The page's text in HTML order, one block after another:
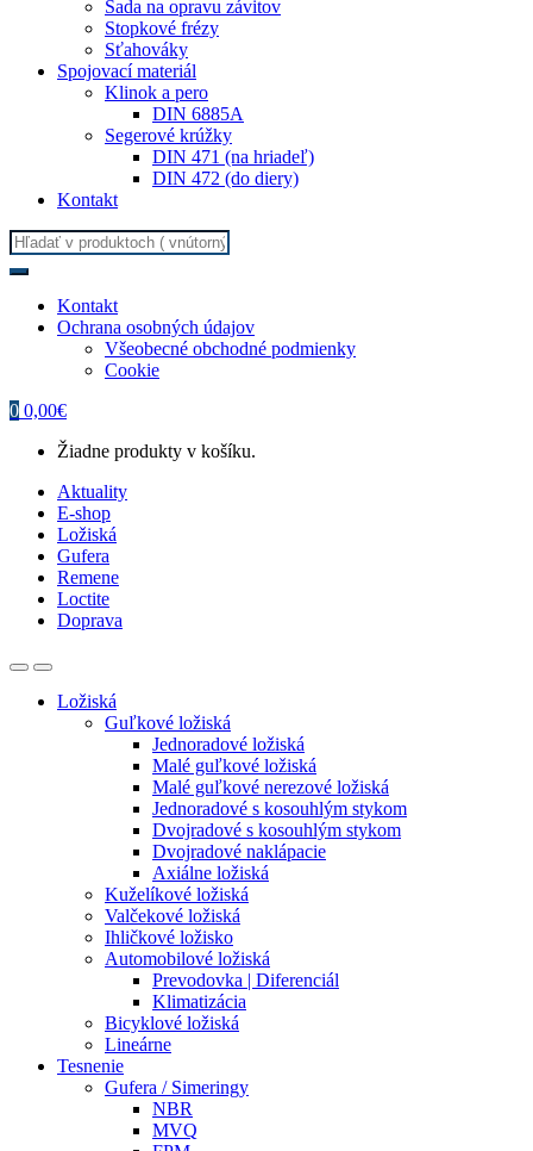
Sada na opravu závitov
Stopkové frézy
Sťahováky
Spojovací materiál
Klinok a pero
DIN 6885A
Segerové krúžky
DIN 471 (na hriadeľ)
DIN 472 (do diery)
Kontakt
Search
for:
Kontakt
Ochrana osobných údajov
Všeobecné obchodné podmienky
Cookie
0 0,00€
Žiadne produkty v košíku.
Aktuality
E-shop
Ložiská
Gufera
Remene
Loctite
Doprava
Ložiská
Guľkové ložiská
Jednoradové ložiská
Malé guľkové ložiská
Malé guľkové nerezové ložiská
Jednoradové s kosouhlým stykom
Dvojradové s kosouhlým stykom
Dvojradové naklápacie
Axiálne ložiská
Kuželíkové ložiská
Valčekové ložiská
Ihličkové ložisko
Automobilové ložiská
Prevodovka | Diferenciál
Klimatizácia
Bicyklové ložiská
Lineárne
Tesnenie
Gufera / Simeringy
NBR
MVQ